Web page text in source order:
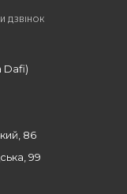
ДЗВІНОК
Dafi)
86
99